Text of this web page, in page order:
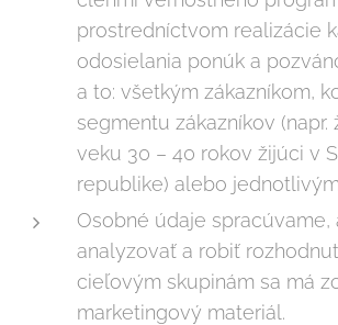
prostredníctvom realizácie
odosielania ponúk a
a to: všetkým zákazníkom,
segmentu zákazníkov
veku 30 – 40 rokov žijúci v
republike) alebo
Osobné údaje spracúvame,
analyzovať a robiť
cieľovým skupinám sa má
marketingový materiál.